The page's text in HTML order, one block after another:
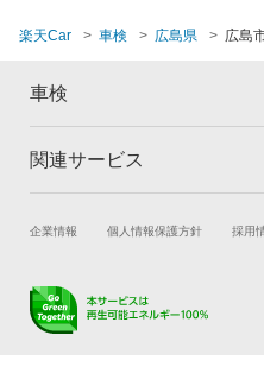
楽天Car 車検 広島県 広島
車検
トップ
車検の基礎知識
関連サービス
試乗・商談
キズ修理予約
メンテナンス管理
企業情報 個人情報保護方針 採用